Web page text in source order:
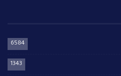
6584
1343